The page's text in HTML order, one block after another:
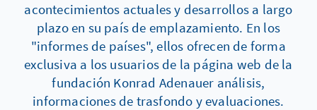
acontecimientos actuales y desarrollos a largo
plazo en su país de emplazamiento. En los
"informes de países", ellos ofrecen de forma
exclusiva a los usuarios de la página web de la
fundación Konrad Adenauer análisis,
informaciones de trasfondo y evaluaciones.